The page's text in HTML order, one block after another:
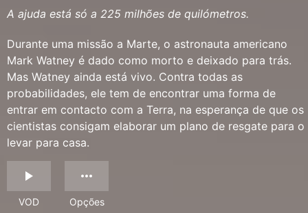
A ajuda está só a 225 milhões de quilómetros.
Durante uma missão a Marte, o astronauta americano
Mark Watney é dado como morto e deixado para trás.
Mas Watney ainda está vivo. Contra todas as
probabilidades, ele tem de encontrar uma forma de
entrar em contacto com a Terra, na esperança de que os
cientistas consigam elaborar um plano de resgate para o
levar para casa.
VOD Opções